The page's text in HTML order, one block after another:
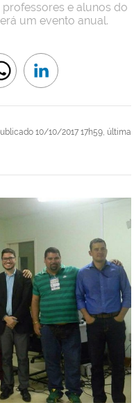
10/10/2017 17h59, última
professores e alunos do
um evento anual.